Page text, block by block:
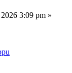
3:09 pm »